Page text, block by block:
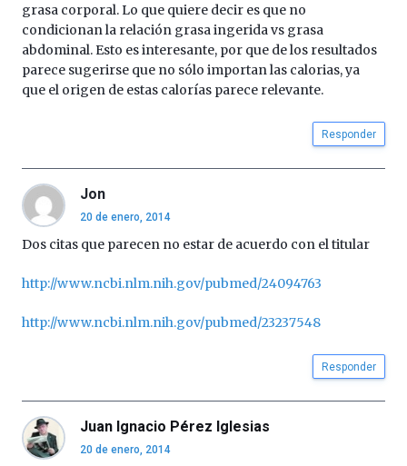
grasa corporal. Lo que quiere decir es que no
condicionan la relación grasa ingerida vs grasa
abdominal. Esto es interesante, por que de los resultados
parece sugerirse que no sólo importan las calorias, ya
que el origen de estas calorías parece relevante.
Responder
Jon
20 de enero, 2014
Dos citas que parecen no estar de acuerdo con el titular
http://www.ncbi.nlm.nih.gov/pubmed/24094763
http://www.ncbi.nlm.nih.gov/pubmed/23237548
Responder
Juan Ignacio Pérez Iglesias
20 de enero, 2014